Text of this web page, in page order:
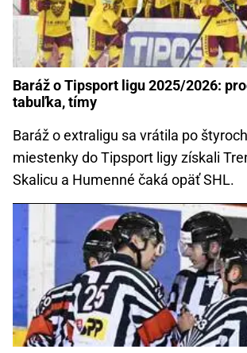
Baráž o Tipsport ligu 2025/2026:
tabuľka, tímy
Baráž o extraligu sa vrátila po
miestenky do Tipsport ligy získali
Skalicu a Humenné čaká opäť SHL.